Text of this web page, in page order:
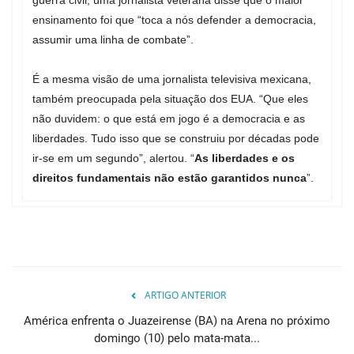
ensinamento foi que “toca a nós defender a democracia,
assumir uma linha de combate”.
É a mesma visão de uma jornalista televisiva mexicana,
também preocupada pela situação dos EUA. “Que eles
não duvidem: o que está em jogo é a democracia e as
liberdades. Tudo isso que se construiu por décadas pode
ir-se em um segundo”, alertou. “As liberdades e os
direitos fundamentais não estão garantidos nunca”.
ARTIGO ANTERIOR
América enfrenta o Juazeirense (BA) na Arena no próximo
domingo (10) pelo mata-mata...